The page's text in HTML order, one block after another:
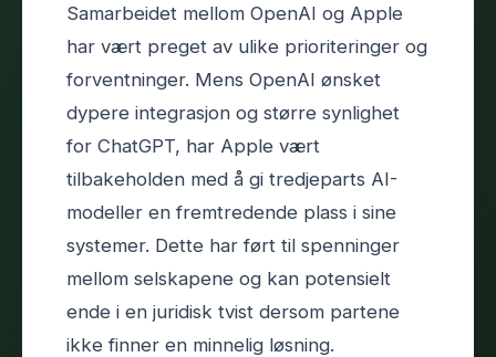
Samarbeidet mellom OpenAI og Apple
har vært preget av ulike prioriteringer og
forventninger. Mens OpenAI ønsket
dypere integrasjon og større synlighet
for ChatGPT, har Apple vært
tilbakeholden med å gi tredjeparts AI-
modeller en fremtredende plass i sine
systemer. Dette har ført til spenninger
mellom selskapene og kan potensielt
ende i en juridisk tvist dersom partene
ikke finner en minnelig løsning.